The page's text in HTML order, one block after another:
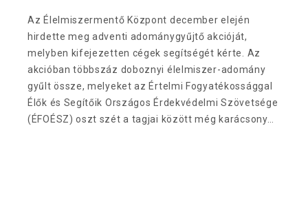
Az Élelmiszermentő Központ december elején
hirdette meg adventi adománygyűjtő akcióját,
melyben kifejezetten cégek segítségét kérte. Az
akcióban többszáz doboznyi élelmiszer-adomány
gyűlt össze, melyeket az Értelmi Fogyatékossággal
Élők és Segítőik Országos Érdekvédelmi Szövetsége
(ÉFOÉSZ) oszt szét a tagjai között még karácsony…